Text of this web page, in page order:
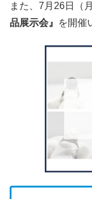
また、7月26日（
品展示会』
を開催